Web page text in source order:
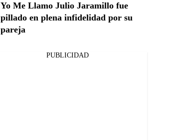
Yo Me Llamo Julio Jaramillo fue
pillado en plena infidelidad por su
pareja
PUBLICIDAD